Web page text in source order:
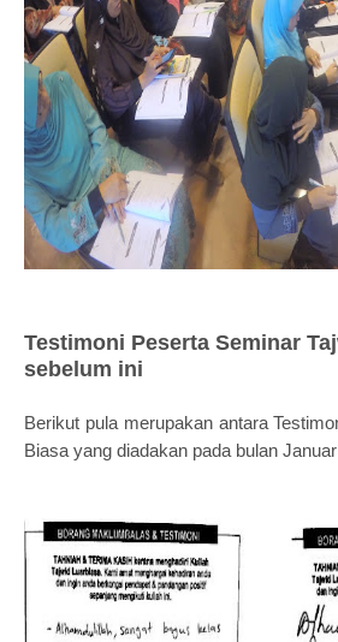
Testimoni Peserta Seminar
sebelum ini
Berikut pula merupakan antara
Biasa yang diadakan pada bulan